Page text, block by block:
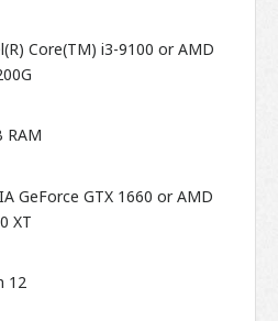
Core(TM) i3-9100 or AMD
RAM
GeForce GTX 1660 or AMD
XT
12